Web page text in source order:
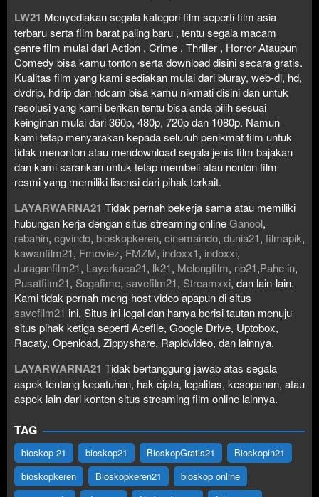
LW21 Menyediakan segala kategori film seperti film asia
terbaru serta film barat paling baru , tentu segala macam
genre film mulai dari Action , Crime , Thriller , Horror Ataupun
Comedy bisa kamu tonton serta download disini secara gratis.
Kualitas film yang kami sediakan mulai dari bluray, web-dl, hd,
dvdrip, hdrip dan hdcam bisa kamu nikmati disini dan untuk
resolusi yang kami berikan tentu bisa anda pilih sesuai
keinginan mulai dari 360p, 480p, 720p dan 1080p. Namun
kami tetap menyarakan kepada seluruh penikmat film untuk
tidak menonton atau mendownload segala jenis film bajakan
dan kami sarankan untuk tetap membeli atau nonton film
resmi yang memiliki lisensi dari pihak terkait.
LAYARWARNA21 Tidak pernah bekerja sama atau memiliki
hubungan kerja dengan situs streaming onlineGanool,
rebahin, cgvindo, bioskopkeren, cinemaindo, dunia21, filmapik,
kawanfilm21, Fmoviez, FMZM, indoxx1, indoxxi,
Juraganfilm21, Layarkaca21, lk21, Melongfilm, nb21,Pahe in,
Pusatfilm21, Sogafime, savefilm21, Streamxxi, dan lain-lain.
Kami tidak pernah meng-host video apapun di situs
savefilm21 ini. Situs ini legal dan hanya berisi tautan menuju
situs pihak ketiga seperti Acefile, Google Drive, Uptobox,
Racaty, Openload, Zippyshare, Rapidvideo, dan lainnya.
LAYARWARNA21 Tidak bertanggung jawab atas segala
aspek tentang kepatuhan, hak cipta, legalitas, kesopanan, atau
aspek lain dari konten situs streaming film online lainnya.
TAG
bioskop 21 bioskop21 BioskopGratis21
Bioskopin21
bioskopkeren
Bioskopkeren21
bioskop online